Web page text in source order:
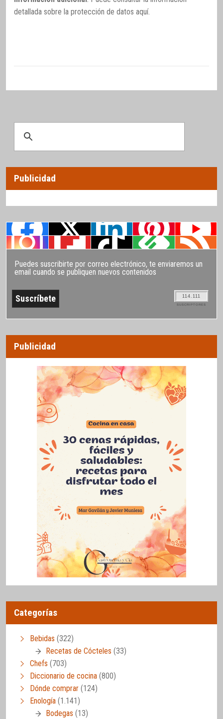
detallada sobre la protección de datos aquí.
Publicidad
Puedes suscribirte por correo electrónico, te enviaremos un
email cuando se publiquen nuevos contenidos
114.111
SUSCRIPTORES
Publicidad
Categorías
Bebidas (322)
Recetas de Cócteles (33)
Chefs (703)
Diccionario de cocina (800)
Dónde comprar (124)
Enología (1.141)
Bodegas (13)